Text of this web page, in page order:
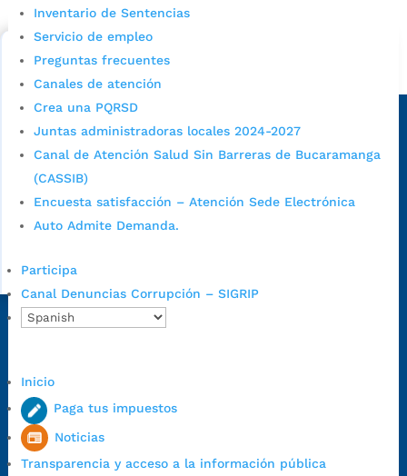
Inventario de Sentencias
Servicio de empleo
Preguntas frecuentes
Canales de atención
Crea una PQRSD
Juntas administradoras locales 2024-2027
Canal de Atención Salud Sin Barreras de Bucaramanga
(CASSIB)
Encuesta satisfacción – Atención Sede Electrónica
Auto Admite Demanda.
Participa
Canal Denuncias Corrupción – SIGRIP
Inicio
Paga tus impuestos
Noticias
Transparencia y acceso a la información pública
cupo escolar en los colegios oficiales de
Bucaramanga.
Alcaldía de Bucaramanga
Sede principal
Dirección Fase I:Calle 35 # 10-43, Bucaramanga, Santander,
Dirección Fase II:
Colombia
Código Postal:
Horario de Atención:
1:00 p.m. a 5:30 p.m. / viernes jornada continua en el horario de